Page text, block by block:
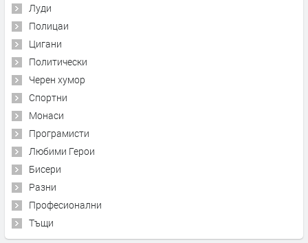
Луди
Полицаи
Цигани
Политически
Черен хумор
Спортни
Монаси
Програмисти
Любими Герои
Бисери
Разни
Професионални
Тъщи